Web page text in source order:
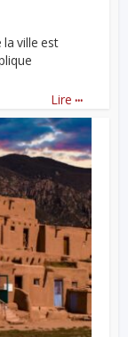
la ville est
Lire ...